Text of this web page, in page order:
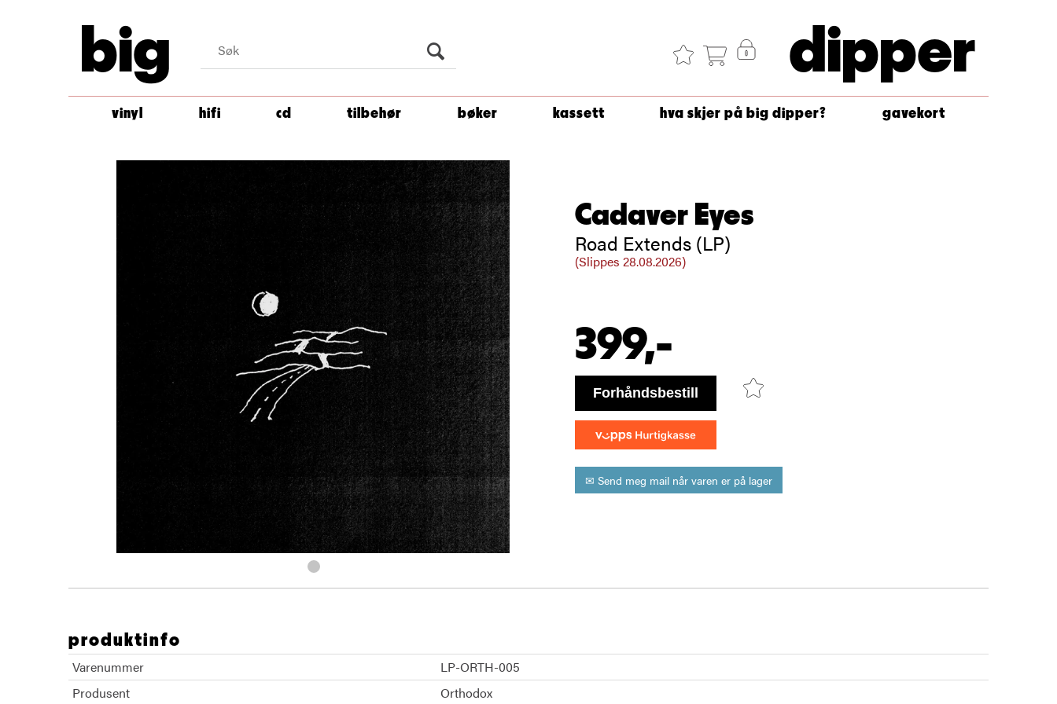
big dipper
vinyl hifi cd tilbehør bøker kassett hva skjer på big dipper? gavekort
Cadaver Eyes
Road Extends (LP)
(Slippes 28.08.2026)
399,-
bestill
✉ Send meg mail når varen er på lager
produktinfo
Varenummer
LP-ORTH-005
Produsent
Orthodox